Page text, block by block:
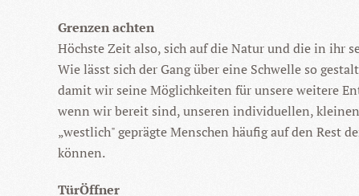
Grenzen achten
Höchste Zeit also, sich auf die Natur und die in ihr
Wie lässt sich der Gang über eine Schwelle so
damit wir seine Möglichkeiten für unsere weitere
wenn wir bereit sind, unseren individuellen,
„westlich" geprägte Menschen häufig auf den Rest
können.
TürÖffner